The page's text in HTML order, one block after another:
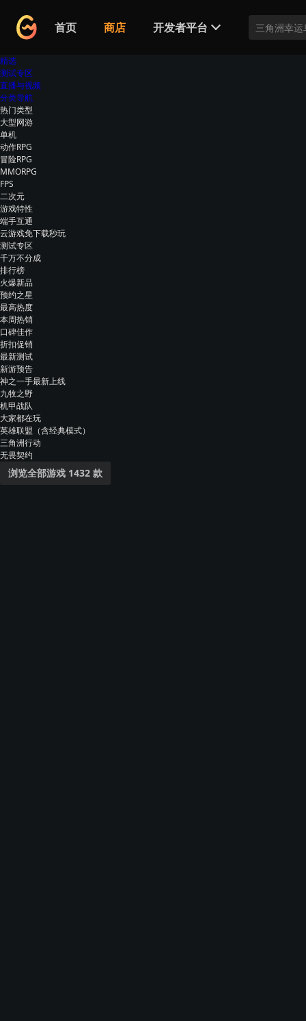
首页 商店 开发者平台
精选
测试专区
直播与视频
分类导航
热门类型
大型网游
单机
动作RPG
冒险RPG
MMORPG
FPS
二次元
游戏特性
端手互通
云游戏免下载秒玩
测试专区
千万不分成
排行榜
火爆新品
预约之星
最高热度
本周热销
口碑佳作
折扣促销
最新测试
新游预告
神之一手最新上线
九牧之野
机甲战队
大家都在玩
英雄联盟（含经典模式）
三角洲行动
无畏契约
浏览全部游戏 1432 款